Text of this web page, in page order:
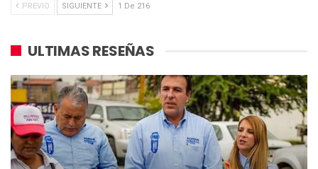
PREVIO SIGUIENTE 1 De 216
ULTIMAS RESEÑAS